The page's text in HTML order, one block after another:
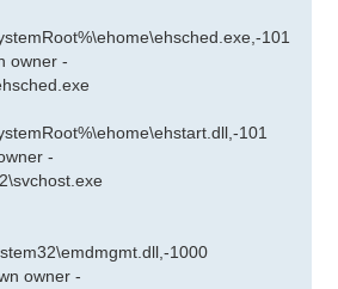
101
owner -
101
-
1000
owner -